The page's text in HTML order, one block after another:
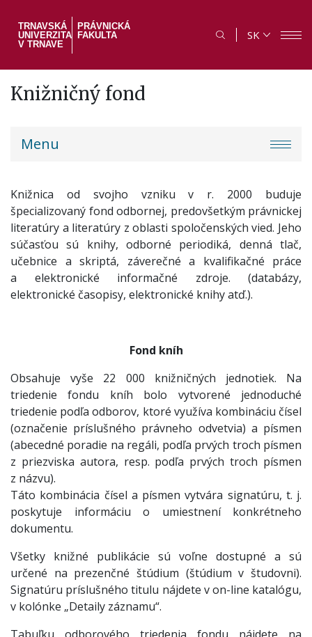
hlavný
TRNAVSKÁ
UNIVERZITA
V TRNAVE
PRÁVNICKÁ
FAKULTA
SK
Knižničný fond
PF
Menu
Knižnica od svojho vzniku v r. 2000 buduje
špecializovaný fond odbornej, predovšetkým právnickej
literatúry a literatúry z oblasti spoločenských vied. Jeho
súčasťou sú knihy, odborné periodiká, denná tlač,
učebnice a skriptá, záverečné a kvalifikačné práce
a elektronické informačné zdroje. (databázy,
elektronické časopisy, elektronické knihy atď.).
Fond kníh
Obsahuje vyše 22 000 knižničných jednotiek. Na
triedenie fondu kníh bolo vytvorené jednoduché
triedenie podľa odborov, ktoré využíva kombináciu čísel
(označenie príslušného právneho odvetvia) a písmen
(abecedné poradie na regáli, podľa prvých troch písmen
z priezviska autora, resp. podľa prvých troch písmen
z názvu).
Táto kombinácia čísel a písmen vytvára signatúru, t. j.
poskytuje informáciu o umiestnení konkrétneho
dokumentu.
Všetky knižné publikácie sú voľne dostupné a sú
určené na prezenčné štúdium (štúdium v študovni).
Signatúru príslušného titulu nájdete v on-line katalógu,
v kolónke „Detaily záznamu“.